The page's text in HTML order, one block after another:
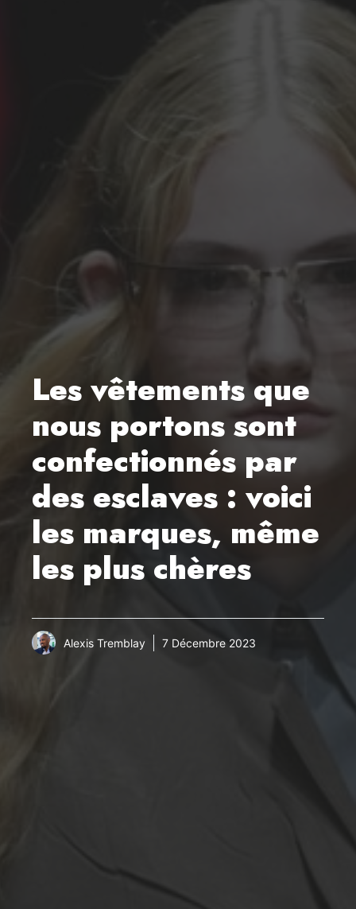
Les vêtements que
nous portons sont
confectionnés par
des esclaves : voici
les marques, même
les plus chères
Alexis Tremblay 7 Décembre 2023